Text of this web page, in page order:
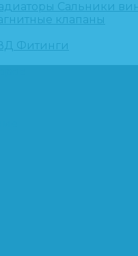
Сальники
клапаны
Фитинги